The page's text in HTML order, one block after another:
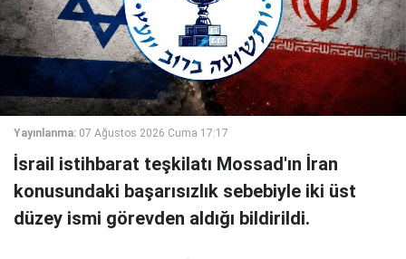
Yayınlanma: 07 Ağustos 2026 Cuma 17:17
İsrail istihbarat teşkilatı Mossad'ın İran
konusundaki başarısızlık sebebiyle iki üst
düzey ismi görevden aldığı bildirildi.